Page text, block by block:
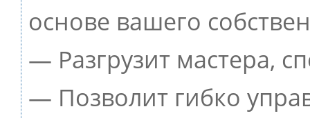
основе вашего
— Разгрузит мастера,
— Позволит гибко